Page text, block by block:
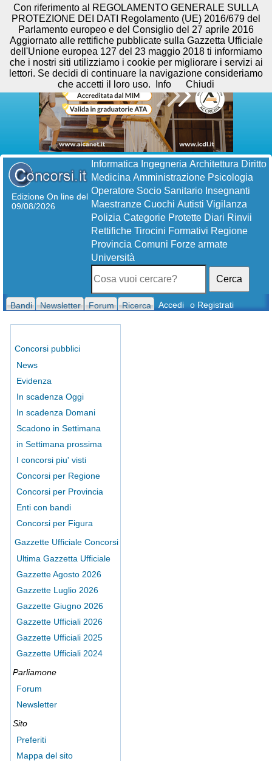
Edizione On line del
09/08/2026
Informatica Ingegneria Architettura Diritto
Medicina Amministrazione Psicologia
Operatore Socio Sanitario Insegnanti
Maestranze Cuochi Autisti Vigilanza
Polizia Categorie Protette Diari Rinvii
Rettifiche Tirocini Formativi Regione
Provincia Comuni Forze armate
Università
Cerca
Bandi Newsletter Forum Ricerca Accedi o Registrati
Concorsi pubblici
News
Evidenza
In scadenza Oggi
In scadenza Domani
Scadono in Settimana
in Settimana prossima
I concorsi piu' visti
Concorsi per Regione
Concorsi per Provincia
Enti con bandi
Concorsi per Figura
Gazzette Ufficiale Concorsi
Ultima Gazzetta Ufficiale
Gazzette Agosto 2026
Gazzette Luglio 2026
Gazzette Giugno 2026
Gazzette Ufficiali 2026
Gazzette Ufficiali 2025
Gazzette Ufficiali 2024
Parliamone
Forum
Newsletter
Sito
Preferiti
Mappa del sito
Con riferimento al REGOLAMENTO GENERALE SULLA
PROTEZIONE DEI DATI Regolamento (UE) 2016/679 del
Parlamento europeo e del Consiglio del 27 aprile 2016
Aggiornato alle rettifiche pubblicate sulla Gazzetta Ufficiale
dell'Unione europea 127 del 23 maggio 2018 ti informiamo
che i nostri siti utilizziamo i cookie per migliorare i servizi ai
lettori. Se decidi di continuare la navigazione consideriamo
che accetti il loro uso.
Info Chiudi